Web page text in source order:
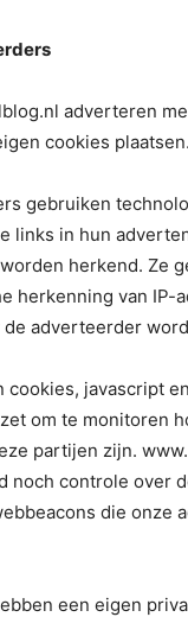
adverteren
cookies plaatsen.
gebruiken
links in hun
herkend. Ze
herkenning van IP-
adverteerder
cookies, javascript
om te monitoren
partijen zijn.
noch controle over
die onze
een eigen